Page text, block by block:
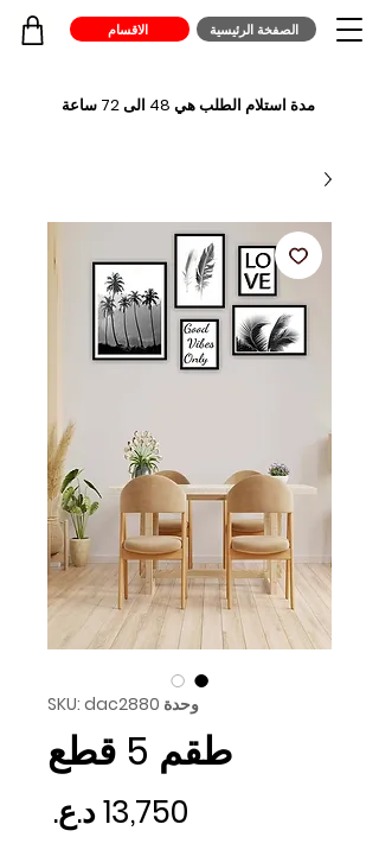
الصفخة الرئيسية الاقسام
مدة استلام الطلب هي 48 الى 72 ساعة
وحدة SKU: dac2880
طقم 5 قطع